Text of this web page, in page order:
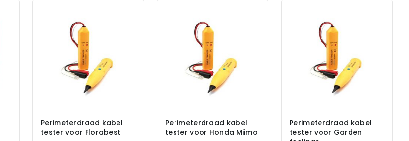
Perimeterdraad kabel
tester voor Florabest
Perimeterdraad kabel
tester voor Honda Miimo
Perimeterdraad kabel
tester voor Garden